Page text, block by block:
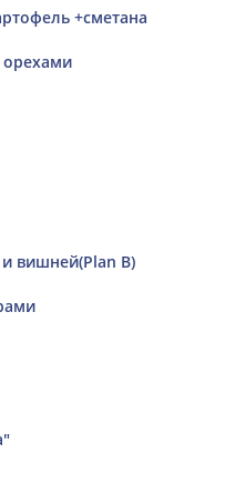
+сметана
вишней(Plan B)